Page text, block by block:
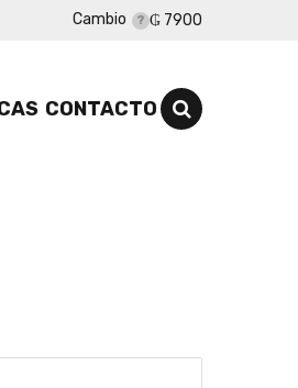
Cambio ₲ 7900
CONTACTO